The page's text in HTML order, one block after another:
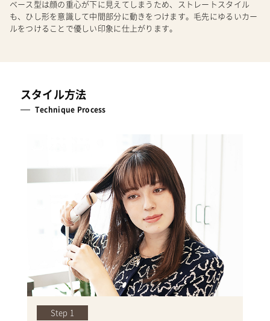
ベース型は顔の重心が下に見えてしまうため、ストレートスタイル
も、ひし形を意識して中間部分に動きをつけます。毛先にゆるいカー
ルをつけることで優しい印象に仕上がります。
スタイル方法
Technique Process
Step 1